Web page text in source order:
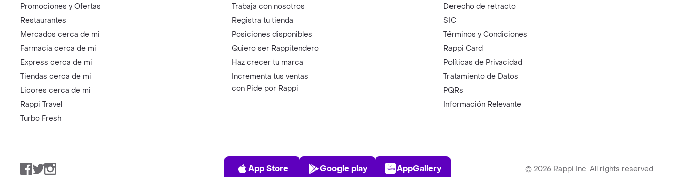
Promociones y Ofertas
Restaurantes
Mercados cerca de mi
Farmacia cerca de mi
Express cerca de mi
Tiendas cerca de mi
Licores cerca de mi
Rappi Travel
Turbo Fresh
Trabaja con nosotros
Registra tu tienda
Posiciones disponibles
Quiero ser Rappitendero
Haz crecer tu marca
Incrementa tus ventas
con Pide por Rappi
Derecho de retracto
SIC
Términos y Condiciones
Rappi Card
Políticas de Privacidad
Tratamiento de Datos
PQRs
Información Relevante
Facebook
TwitterInstagram
App Store
App Store
Play Store
Google play
AppGallery
AppGallery © 2026 Rappi Inc. All rights reserved.